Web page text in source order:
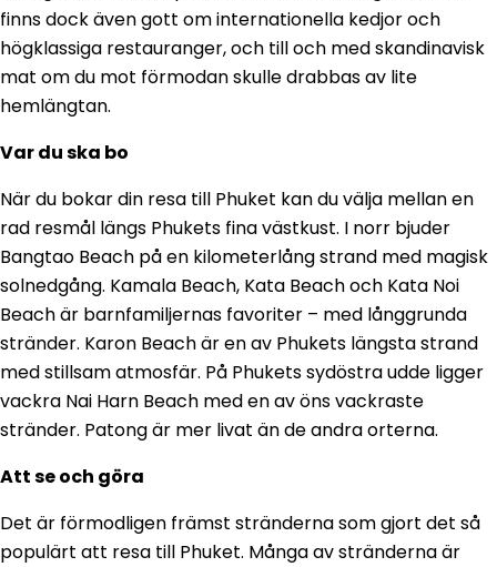
finns dock även gott om internationella kedjor och
högklassiga restauranger, och till och med skandinavisk
mat om du mot förmodan skulle drabbas av lite
hemlängtan.
Var du ska bo
När du bokar din resa till Phuket kan du välja mellan en
rad resmål längs Phukets fina västkust. I norr bjuder
Bangtao Beach på en kilometerlång strand med magisk
solnedgång. Kamala Beach, Kata Beach och Kata Noi
Beach är barnfamiljernas favoriter – med långgrunda
stränder. Karon Beach är en av Phukets längsta strand
med stillsam atmosfär. På Phukets sydöstra udde ligger
vackra Nai Harn Beach med en av öns vackraste
stränder. Patong är mer livat än de andra orterna.
Att se och göra
Det är förmodligen främst stränderna som gjort det så
populärt att resa till Phuket. Många av stränderna är